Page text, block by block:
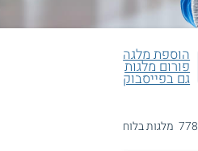
הוספת מלגה
פורום מלגות
גם בפייסבוק
778 מלגות בלוח